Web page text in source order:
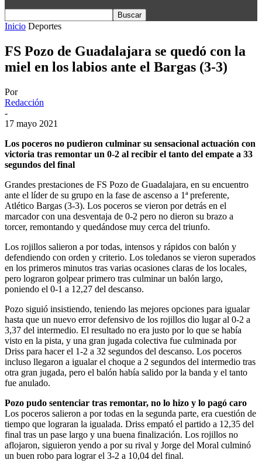
Inicio Deportes
FS Pozo de Guadalajara se quedó con la
miel en los labios ante el Bargas (3-3)
Por
Redacción
-
17 mayo 2021
Los poceros no pudieron culminar su sensacional actuación con
victoria tras remontar un 0-2 al recibir el tanto del empate a 33
segundos del final
Grandes prestaciones de FS Pozo de Guadalajara, en su encuentro
ante el líder de su grupo en la fase de ascenso a 1ª preferente,
Atlético Bargas (3-3). Los poceros se vieron por detrás en el
marcador con una desventaja de 0-2 pero no dieron su brazo a
torcer, remontando y quedándose muy cerca del triunfo.
Los rojillos salieron a por todas, intensos y rápidos con balón y
defendiendo con orden y criterio. Los toledanos se vieron superados
en los primeros minutos tras varias ocasiones claras de los locales,
pero lograron golpear primero tras culminar un balón largo,
poniendo el 0-1 a 12,27 del descanso.
Pozo siguió insistiendo, teniendo las mejores opciones para igualar
hasta que un nuevo error defensivo de los rojillos dio lugar al 0-2 a
3,37 del intermedio. El resultado no era justo por lo que se había
visto en la pista, y una gran jugada colectiva fue culminada por
Driss para hacer el 1-2 a 32 segundos del descanso. Los poceros
incluso llegaron a igualar el choque a 2 segundos del intermedio tras
otra gran jugada, pero el balón había salido por la banda y el tanto
fue anulado.
Pozo pudo sentenciar tras remontar, no lo hizo y lo pagó caro
Los poceros salieron a por todas en la segunda parte, era cuestión de
tiempo que lograran la igualada. Driss empató el partido a 12,35 del
final tras un pase largo y una buena finalización. Los rojillos no
aflojaron, siguieron yendo a por su rival y Jorge del Moral culminó
un buen robo para lograr el 3-2 a 10,04 del final.